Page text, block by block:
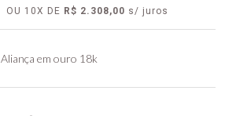
OU 10X DE R$ 2.308,00
Aliança em ouro 18k